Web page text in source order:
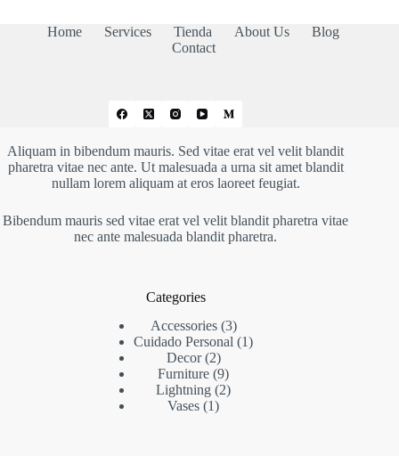
Home Services Tienda About Us
Blog
Contact
Aliquam in bibendum mauris. Sed vitae erat vel velit blandit
pharetra vitae nec ante. Ut malesuada a urna sit amet blandit
nullam lorem aliquam at eros laoreet feugiat.
Bibendum mauris sed vitae erat vel velit blandit pharetra vitae
nec ante malesuada blandit pharetra.
Categories
Accessories 33
productos
Cuidado Personal 11
Decor 22
productos
Furniture 99
productos
Lightning 22
Vases 11